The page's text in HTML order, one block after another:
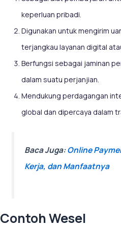
keperluan pribadi.
Digunakan untuk mengirim
terjangkau layanan digital
Berfungsi sebagai jaminan
dalam suatu perjanjian.
Mendukung perdagangan
global dan dipercaya dalam
Baca Juga:Online
Kerja, dan Manfaatnya
Contoh Wesel